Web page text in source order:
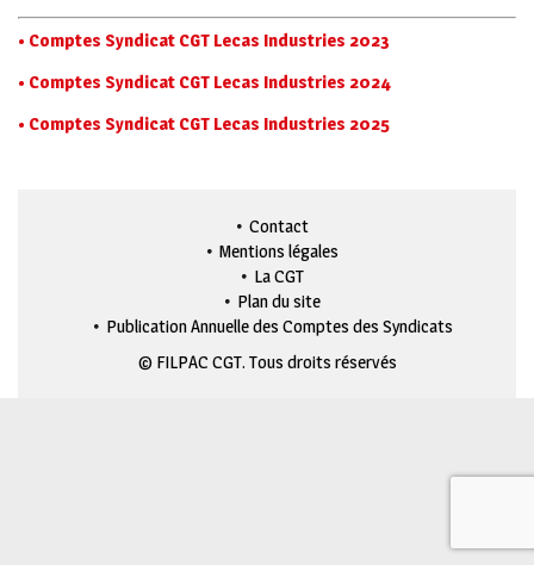
• Comptes Syndicat CGT Lecas Industries 2023
• Comptes Syndicat CGT Lecas Industries 2024
• Comptes Syndicat CGT Lecas Industries 2025
Contact
Mentions légales
La CGT
Plan du site
Publication Annuelle des Comptes des Syndicats
© FILPAC CGT. Tous droits réservés